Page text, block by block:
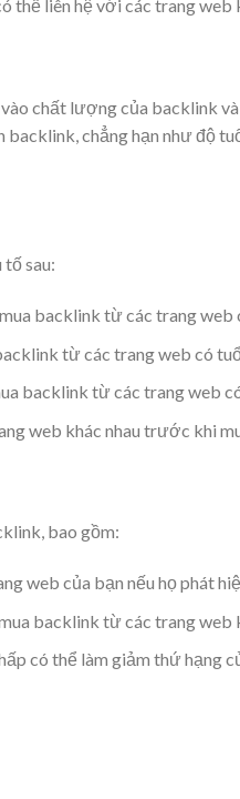
thể liên hệ với các trang web
chất lượng của backlink
backlink, chẳng hạn như độ
tố sau:
backlink từ các trang
từ các trang web có
backlink từ các trang web
web khác nhau trước khi
bao gồm:
web của bạn nếu họ phát
backlink từ các trang web
có thể làm giảm thứ hạng